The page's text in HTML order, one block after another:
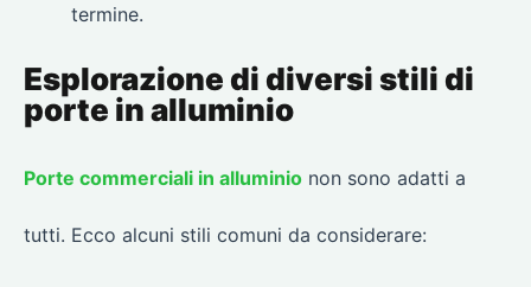
termine.
Esplorazione di diversi stili di
porte in alluminio
Porte commerciali in alluminio non sono adatti a
tutti. Ecco alcuni stili comuni da considerare: